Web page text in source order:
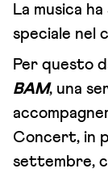
La musica
speciale nel
Per questo
BAM, una
Concert, in
settembre,